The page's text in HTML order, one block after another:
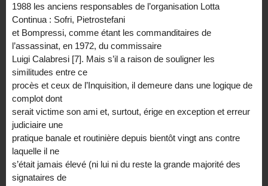
1988 les anciens responsables de l’organisation Lotta
Continua : Sofri, Pietrostefani
et Bompressi, comme étant les commanditaires de
l’assassinat, en 1972, du commissaire
Luigi Calabresi [7]. Mais s’il a raison de souligner les
similitudes entre ce
procès et ceux de l’Inquisition, il demeure dans une logique de
complot dont
serait victime son ami et, surtout, érige en exception et erreur
judiciaire une
pratique banale et routinière depuis bientôt vingt ans contre
laquelle il ne
s’était jamais élevé (ni lui ni du reste la grande majorité des
signataires de